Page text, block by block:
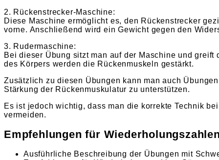
2. Rückenstrecker-Maschine:
Diese Maschine ermöglicht es, den Rückenstrecker
vorne. Anschließend wird ein Gewicht gegen den
3. Rudermaschine:
Bei dieser Übung sitzt man auf der Maschine und
des Körpers werden die Rückenmuskeln gestärkt.
Zusätzlich zu diesen Übungen kann man auch
Stärkung der Rückenmuskulatur zu unterstützen.
Es ist jedoch wichtig, dass man die korrekte Technik
vermeiden.
Empfehlungen für
Ausführliche Beschreibung der Übungen mit